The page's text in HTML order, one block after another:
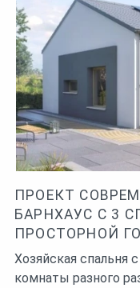
ПРОЕКТ
БАРНХАУС С 3
ПРОСТОРНОЙ
Хозяйская спальня
комнаты разного